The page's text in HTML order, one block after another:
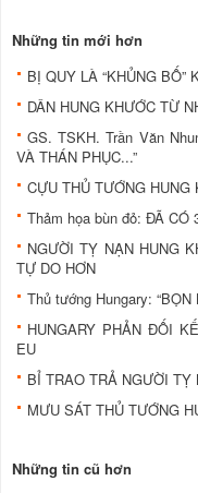
Những tin mới hơn
BỊ QUY LÀ “KHỦNG BỐ”
DÂN HUNG KHƯỚC TỪ
GS. TSKH. Trần Văn
VÀ THÁN PHỤC...”
CỰU THỦ TƯỚNG HUNG
Thảm họa bùn đỏ: ĐÃ CÓ
NGƯỜI TỴ NẠN HUNG
TỰ DO HƠN
Thủ tướng Hungary:
HUNGARY PHẢN ĐỐI
EU
BỈ TRAO TRẢ NGƯỜI TỴ
MƯU SÁT THỦ TƯỚNG
Những tin cũ hơn